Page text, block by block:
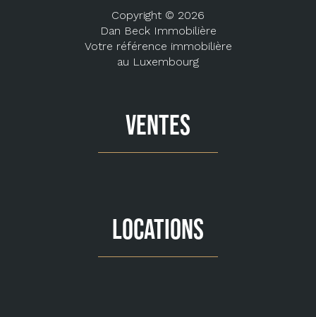
Copyright © 2026
Dan Beck Immobilière
Votre référence immobilière
au Luxembourg
VENTES
LOCATIONS